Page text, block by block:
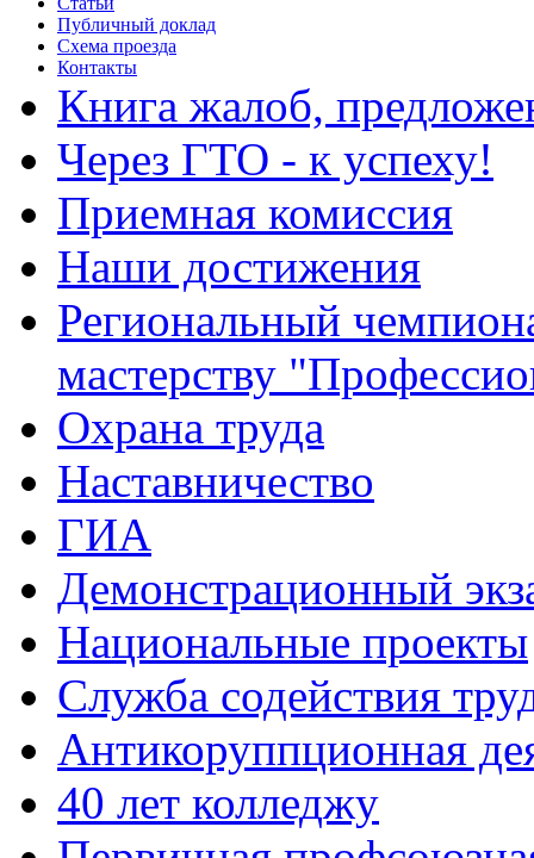
Публичный доклад
Схема проезда
Контакты
Книга жалоб,
Через ГТО - к успеху!
Приемная комиссия
Наши достижения
Региональный
мастерству
Охрана труда
Наставничество
ГИА
Демонстрационный
Национальные проекты
Служба содействия
Антикоруппционная
40 лет колледжу